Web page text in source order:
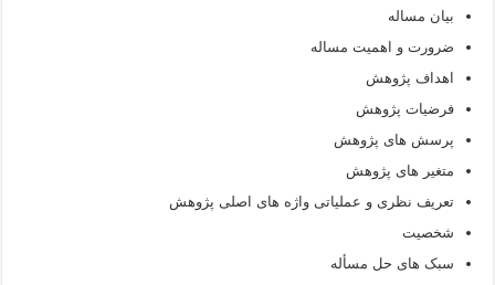
بیان مساله
ضرورت و اهمیت مساله
اهداف پژوهش
فرضیات پژوهش
پرسش های پژوهش
متغیر های پژوهش
تعریف نظری و عملیاتی واژه های اصلی پژوهش
شخصیت
سبک های حل مسأله